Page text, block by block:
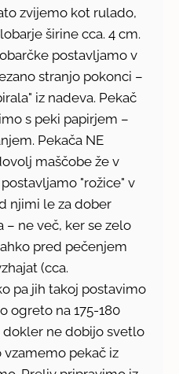
zvijemo kot rulado,
širine cca. 4 cm.
postavljamo v
stranjo pokonci –
iz nadeva. Pekač
s peki papirjem –
Pekača NE
maščobe že v
"rožice" v
njimi le za dober
ne več, ker se zelo
pred pečenjem
(cca.
pa jih takoj postavimo
ogreto na 175-180
dokler ne dobijo svetlo
pekač iz